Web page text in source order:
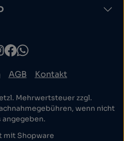
AGB Kontakt
Mehrwertsteuer zzgl.
wenn nicht
angegeben.
mit Shopware